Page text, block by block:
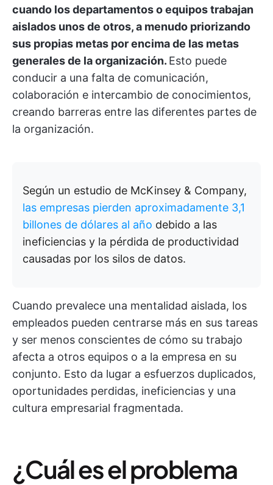
cuando los departamentos o equipos trabajan
aislados unos de otros, a menudo priorizando
sus propias metas por encima de las metas
generales de la organización. Esto puede
conducir a una falta de comunicación,
colaboración e intercambio de conocimientos,
creando barreras entre las diferentes partes de
la organización.
Según un estudio de McKinsey & Company,
las empresas pierden aproximadamente 3,1
billones de dólares al año debido a las
ineficiencias y la pérdida de productividad
causadas por los silos de datos.
Cuando prevalece una mentalidad aislada, los
empleados pueden centrarse más en sus tareas
y ser menos conscientes de cómo su trabajo
afecta a otros equipos o a la empresa en su
conjunto. Esto da lugar a esfuerzos duplicados,
oportunidades perdidas, ineficiencias y una
cultura empresarial fragmentada.
¿Cuál es el problema